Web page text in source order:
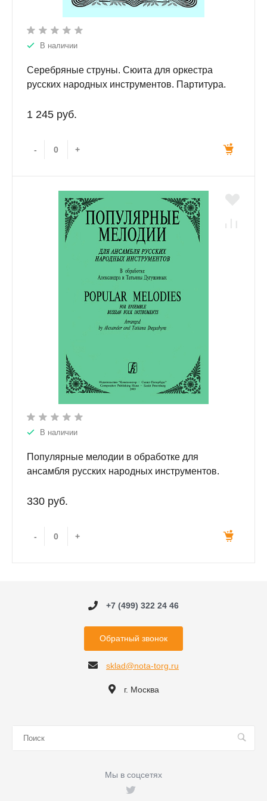
В наличии
Серебряные струны. Сюита для оркестра
русских народных инструментов. Партитура.
1 245 руб.
- +
В наличии
Популярные мелодии в обработке для
ансамбля русских народных инструментов.
330 руб.
- +
+7 (499) 322 24 46
Обратный звонок
sklad@nota-torg.ru
г. Москва
Мы в соцсетях